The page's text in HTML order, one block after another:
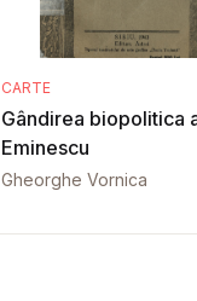
CARTE
Gândirea biopolitica
Eminescu
Gheorghe Vornica